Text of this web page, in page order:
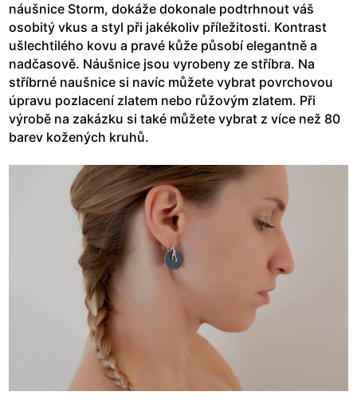
náušnice Storm, dokáže dokonale podtrhnout váš
osobitý vkus a styl při jakékoliv příležitosti. Kontrast
ušlechtilého kovu a pravé kůže působí elegantně a
nadčasově. Náušnice jsou vyrobeny ze stříbra. Na
stříbrné naušnice si navíc můžete vybrat povrchovou
úpravu pozlacení zlatem nebo růžovým zlatem. Při
výrobě na zakázku si také můžete vybrat z více než 80
barev kožených kruhů.